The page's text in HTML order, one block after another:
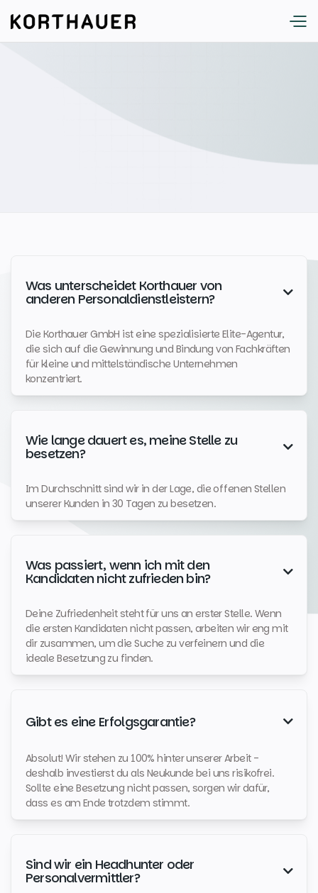
Was unterscheidet Korthauer von
anderen Personaldienstleistern? 
Die Korthauer GmbH ist eine spezialisierte Elite-Agentur,
die sich auf die Gewinnung und Bindung von Fachkräften
für kleine und mittelständische Unternehmen
konzentriert.
Wie lange dauert es, meine Stelle zu
besetzen? 
Im Durchschnitt sind wir in der Lage, die offenen Stellen
unserer Kunden in 30 Tagen zu besetzen.
Was passiert, wenn ich mit den
Kandidaten nicht zufrieden bin? 
Deine Zufriedenheit steht für uns an erster Stelle. Wenn
die ersten Kandidaten nicht passen, arbeiten wir eng mit
dir zusammen, um die Suche zu verfeinern und die
ideale Besetzung zu finden.
Gibt es eine Erfolgsgarantie? 
Absolut! Wir stehen zu 100% hinter unserer Arbeit -
deshalb investierst du als Neukunde bei uns risikofrei.
Sollte eine Besetzung nicht passen, sorgen wir dafür,
dass es am Ende trotzdem stimmt.
Sind wir ein Headhunter oder
Personalvermittler? 